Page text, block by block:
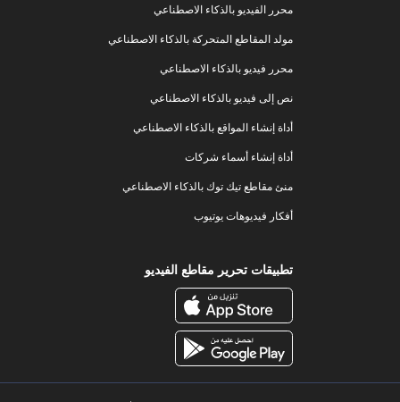
محرر الفيديو بالذكاء الاصطناعي
مولد المقاطع المتحركة بالذكاء الاصطناعي
محرر فيديو بالذكاء الاصطناعي
نص إلى فيديو بالذكاء الاصطناعي
أداة إنشاء المواقع بالذكاء الاصطناعي
أداة إنشاء أسماء شركات
منئ مقاطع تيك توك بالذكاء الاصطناعي
أفكار فيديوهات يوتيوب
تطبيقات تحرير مقاطع الفيديو